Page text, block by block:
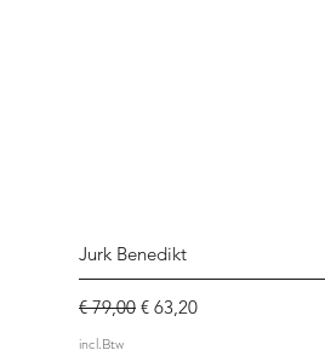
Jurk Benedikt
Normale prijs
€ 79,00 Verkoopprijs
€ 63,20
incl.Btw